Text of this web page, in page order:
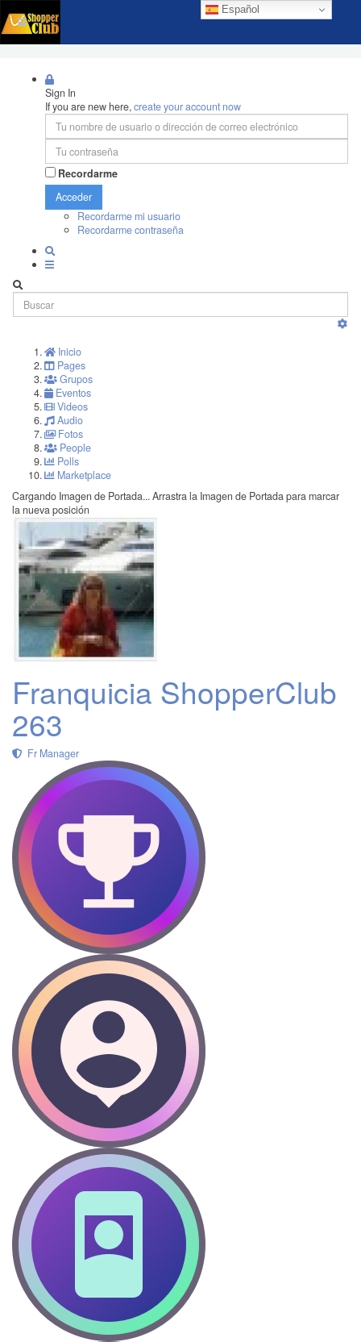
Español
Sign In
If you are new here,create your account now
Recordarme
Acceder
Recordarme mi usuario
Recordarme contraseña
Inicio
Pages
Grupos
Eventos
Videos
Audio
Fotos
People
Polls
Marketplace
Cargando Imagen de Portada... Arrastra la Imagen de Portada para marcar
la nueva posición
Franquicia ShopperClub
263
Fr Manager